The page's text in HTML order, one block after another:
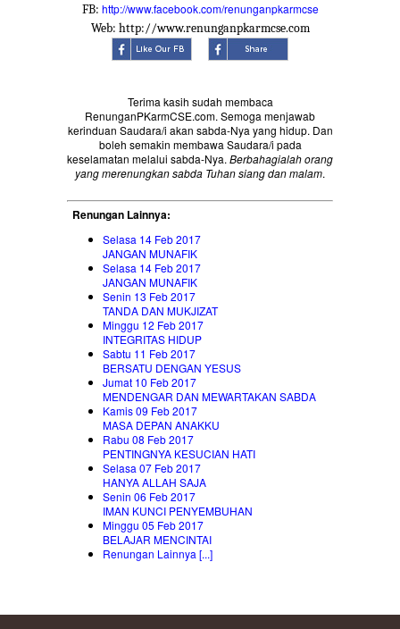
FB: http://www.facebook.com/renunganpkarmcse
Web: http://www.renunganpkarmcse.com
Terima kasih sudah membaca
RenunganPKarmCSE.com. Semoga menjawab
kerinduan Saudara/i akan sabda-Nya yang hidup. Dan
boleh semakin membawa Saudara/i pada
keselamatan melalui sabda-Nya. Berbahagialah orang
yang merenungkan sabda Tuhan siang dan malam.
Renungan Lainnya:
Selasa 14 Feb 2017
JANGAN MUNAFIK
Selasa 14 Feb 2017
JANGAN MUNAFIK
Senin 13 Feb 2017
TANDA DAN MUKJIZAT
Minggu 12 Feb 2017
INTEGRITAS HIDUP
Sabtu 11 Feb 2017
BERSATU DENGAN YESUS
Jumat 10 Feb 2017
MENDENGAR DAN MEWARTAKAN SABDA
Kamis 09 Feb 2017
MASA DEPAN ANAKKU
Rabu 08 Feb 2017
PENTINGNYA KESUCIAN HATI
Selasa 07 Feb 2017
HANYA ALLAH SAJA
Senin 06 Feb 2017
IMAN KUNCI PENYEMBUHAN
Minggu 05 Feb 2017
BELAJAR MENCINTAI
Renungan Lainnya [...]